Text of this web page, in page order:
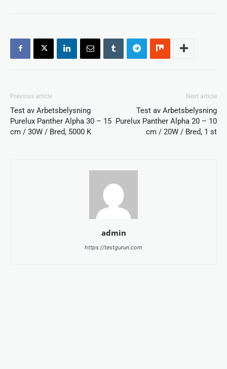
Previous article
Test av Arbetsbelysning
Purelux Panther Alpha 30 – 15
cm / 30W / Bred, 5000 K
Next article
Test av Arbetsbelysning
Purelux Panther Alpha 20 – 10
cm / 20W / Bred, 1 st
admin
https://testgurun.com